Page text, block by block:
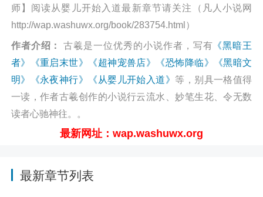
师】阅读从婴儿开始入道最新章节请关注（凡人小说网
http://wap.washuwx.org/book/283754.html）
作者介绍：
古羲是一位优秀的小说作者，写有 《黑暗王
者》
《重启末世》 《超神宠兽店》 《恐怖降临》
《黑暗文
明》
《永夜神行》 《从婴儿开始入道》 等，别具一格值得
一读，作者古羲创作的小说行云流水、妙笔生花、令无数
读者心驰神往。。
最新网址：wap.washuwx.org
最新章节列表